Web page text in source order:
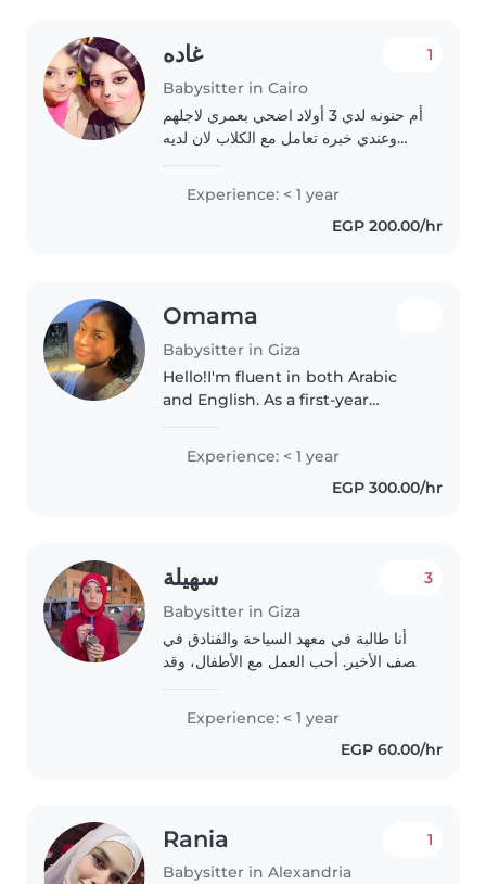
غاده
Babysitter in Cairo
1
أم حنونه لدي 3 أولاد اضحي بعمري لاجلهم
وعندي خبره تعامل مع الكلاب لان لديه
Experience: < 1 year
EGP 200.00/hr
Omama
Babysitter in Giza
Hello!I'm fluent in both Arabic
and English. As a first-year
year, I'm passionate about
working with children of all
ages, from babies to teenagers...
Experience: < 1 year
EGP 300.00/hr
سهيلة
Babysitter in Giza
3
أنا طالبة في معهد السياحة والفنادق في
الصف الأخير. أحب العمل مع الأطفال، وقد
المدرسة. أنا صبورة ومبدعة ومسؤولة،
Experience: < 1 year
EGP 60.00/hr
Rania
Babysitter in Alexandria
1